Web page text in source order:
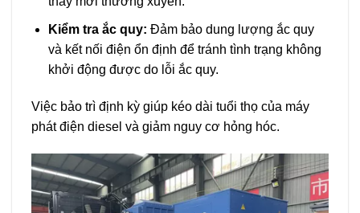
Kiểm tra ắc quy: Đảm bảo dung lượng ắc quy
và kết nối điện ổn định để tránh tình trạng không
khởi động được do lỗi ắc quy.
Việc bảo trì định kỳ giúp kéo dài tuổi thọ của máy
phát điện diesel và giảm nguy cơ hỏng hóc.